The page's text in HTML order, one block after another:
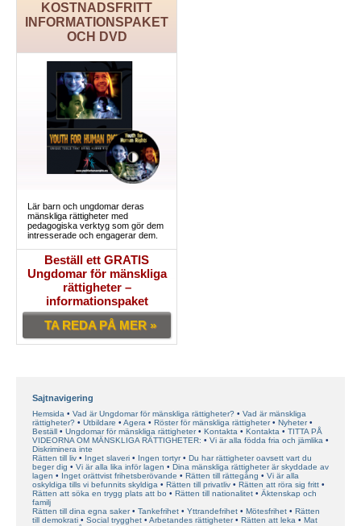
KOSTNADSFRITT
INFORMATIONSPAKET
OCH DVD
Lär barn och ungdomar deras
mänskliga rättigheter med
pedagogiska verktyg som gör dem
intresserade och engagerar dem.
Beställ ett GRATIS
Ungdomar för mänskliga
rättigheter –
informationspaket
TA REDA PÅ MER »
Sajtnavigering
Hemsida Vad är Ungdomar för mänskliga rättigheter?
Vad är mänskliga
rättigheter?
Utbildare Agera Röster för mänskliga rättigheter
Nyheter
Beställ
Ungdomar för mänskliga rättigheter Kontakta Kontakta
TITTA PÅ
VIDEORNA OM MÄNSKLIGA RÄTTIGHETER:
Vi är alla födda fria och jämlika
Diskriminera inte
Rätten till liv
Inget slaveri Ingen tortyr
Du har rättigheter oavsett vart du
beger dig
Vi är alla lika inför lagen
Dina mänskliga rättigheter är skyddade av
lagen
Inget orättvist frihetsberövande Rätten till rättegång
Vi är alla
oskyldiga tills vi befunnits skyldiga
Rätten till privatliv
Rätten att röra sig fritt
Rätten att söka en trygg plats att bo
Rätten till nationalitet
Äktenskap och
familj
Rätten till dina egna saker
Tankefrihet Yttrandefrihet Mötesfrihet
Rätten
till demokrati
Social trygghet Arbetandes rättigheter Rätten att leka
Mat